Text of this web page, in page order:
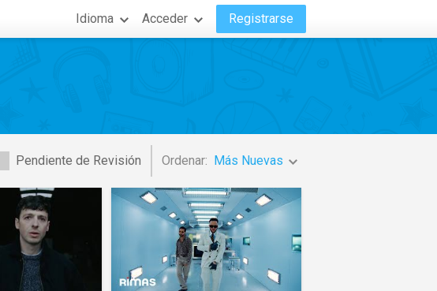
Idioma Acceder Registrarse
Pendiente de Revisión Ordenar: Más Nuevas